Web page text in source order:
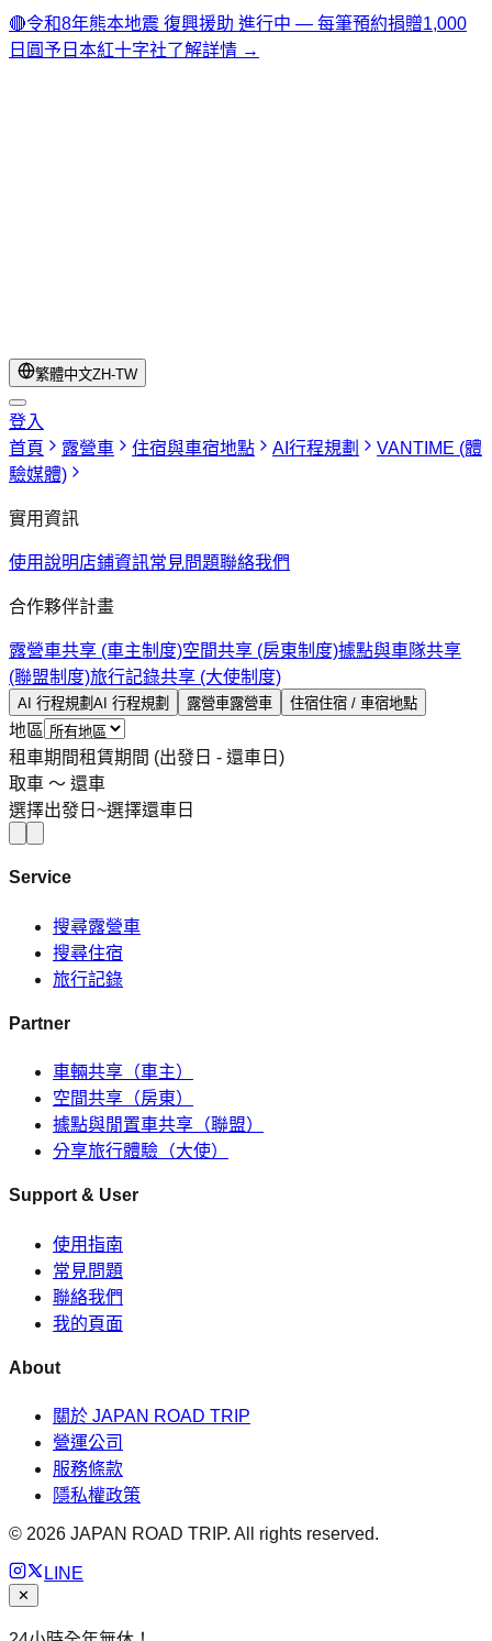
🔴令和8年熊本地震 復興援助 進行中 — 每筆預約捐贈1,000
日圓予日本紅十字社了解詳情 →
繁體中文ZH-TW
登入
首頁
露營車 住宿與車宿地點 AI行程規劃
VANTIME (體
驗媒體)
實用資訊
使用說明店鋪資訊常見問題聯絡我們
合作夥伴計畫
露營車共享 (車主制度)空間共享 (房東制度)據點與車隊共享
(聯盟制度)旅行記錄共享 (大使制度)
AI 行程規劃 AI 行程規劃 露營車露營車 住宿住宿 / 車宿地點
地區
租車期間租賃期間 (出發日 - 還車日)
取車 〜 還車
選擇出發日 ~選擇還車日
Service
搜尋露營車
搜尋住宿
旅行記錄
Partner
車輛共享（車主）
空間共享（房東）
據點與閒置車共享（聯盟）
分享旅行體驗（大使）
Support & User
使用指南
常見問題
聯絡我們
我的頁面
About
關於 JAPAN ROAD TRIP
營運公司
服務條款
隱私權政策
© 2026 JAPAN ROAD TRIP. All rights reserved.
LINE
✕